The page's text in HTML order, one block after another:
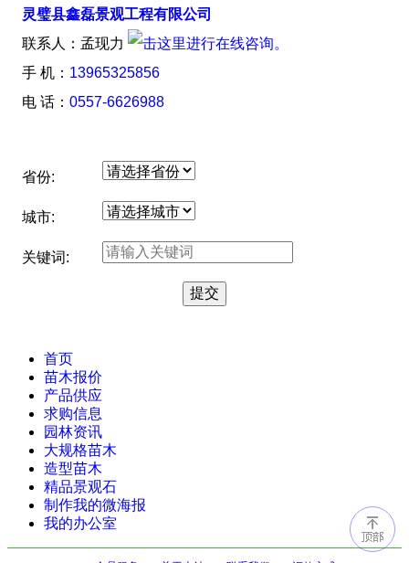
灵璧县鑫磊景观工程有限公司
联系人：孟现力
手 机： 13965325856
电 话： 0557-6626988
省份:
城市:
关键词:
首页
苗木报价
产品供应
求购信息
园林资讯
大规格苗木
造型苗木
精品景观石
制作我的微海报
我的办公室